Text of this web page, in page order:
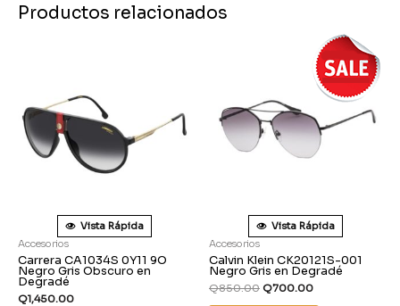
Productos relacionados
Vista Rápida
Accesorios
Carrera CA1034S 0Y11 9O
Negro Gris Obscuro en
Degradé
Q1,450.00
Vista Rápida
Accesorios
Calvin Klein CK20121S-001
Negro Gris en Degradé
Q850.00 Q700.00